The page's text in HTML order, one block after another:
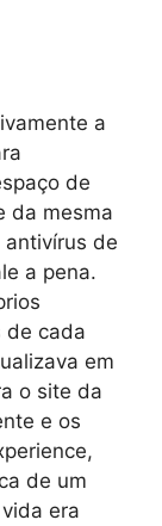
a
de
da mesma
de
a pena.
de cada
em
o site da
e os
de um
era